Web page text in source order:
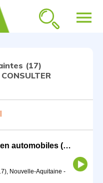
menu
(17)
Commercial / Commerciale en automobiles (H/F)
Nouvelle-Aquitaine -